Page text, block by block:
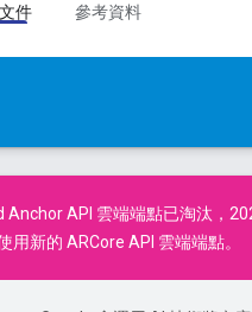
件 參考資料
Anchor API 雲端端點已淘汰，
用新的 ARCore API 雲端端點。